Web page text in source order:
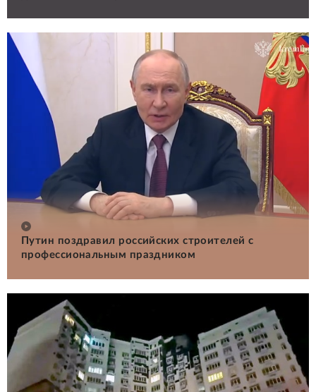
Путин поздравил российских строителей с
профессиональным праздником